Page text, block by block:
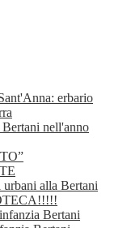
erbario
nell'anno
alla Bertani
Bertani